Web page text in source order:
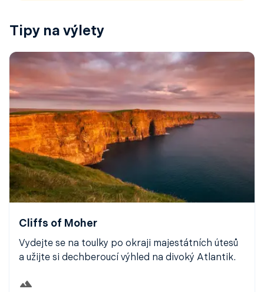
Tipy na výlety
Cliffs of Moher
Vydejte se na toulky po okraji majestátních útesů
a užijte si dechberoucí výhled na divoký Atlantik.